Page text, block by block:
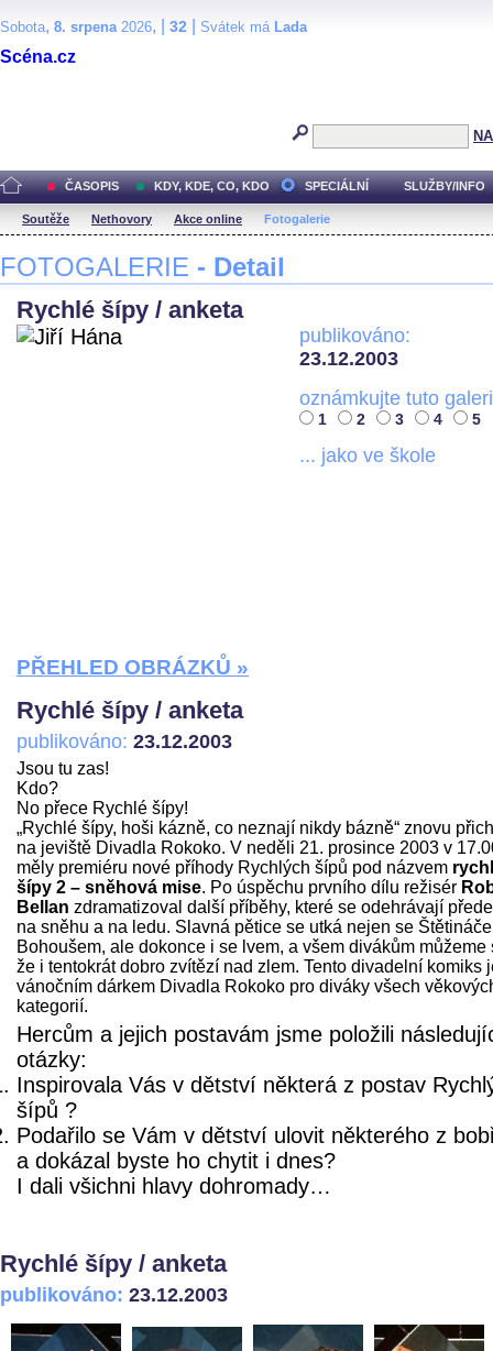
Sobota, 8. srpena2026, | 32 Svátek má Lada
Scéna.cz
ČASOPIS KDY, KDE, CO, KDO SPECIÁLNÍ SLUŽBY/INFO
Soutěže Nethovory Akce online Fotogalerie
FOTOGALERIE - Detail
Rychlé šípy / anketa
publikováno:
23.12.2003
oznámkujte tuto
1 2 3 4 5
... jako ve škole
PŘEHLED OBRÁZKŮ »
Rychlé šípy / anketa
publikováno: 23.12.2003
Jsou tu zas!
Kdo?
No přece Rychlé šípy!
„Rychlé šípy, hoši kázně, co neznají nikdy bázně“ znovu
na jeviště Divadla Rokoko. V neděli 21. prosince 2003 v
měly premiéru nové příhody Rychlých šípů pod názvem
šípy 2 – sněhová mise. Po úspěchu prvního dílu režisér
Bellan zdramatizoval další příběhy, které se odehrávají
na sněhu a na ledu. Slavná pětice se utká nejen se
Bohoušem, ale dokonce i se lvem, a všem divákům můžeme
že i tentokrát dobro zvítězí nad zlem. Tento divadelní komiks
vánočním dárkem Divadla Rokoko pro diváky všech
kategorií.
Hercům a jejich postavám jsme položili
otázky:
Inspirovala Vás v dětství některá z postav
šípů ?
Podařilo se Vám v dětství ulovit některého z
a dokázal byste ho chytit i dnes?
I dali všichni hlavy dohromady…
Rychlé šípy / anketa
publikováno: 23.12.2003